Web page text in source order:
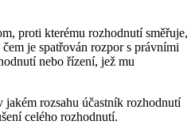
proti kterému rozhodnutí směřuje,
je spatřován rozpor s právními
nebo řízení, jež mu
rozsahu účastník rozhodnutí
celého rozhodnutí.